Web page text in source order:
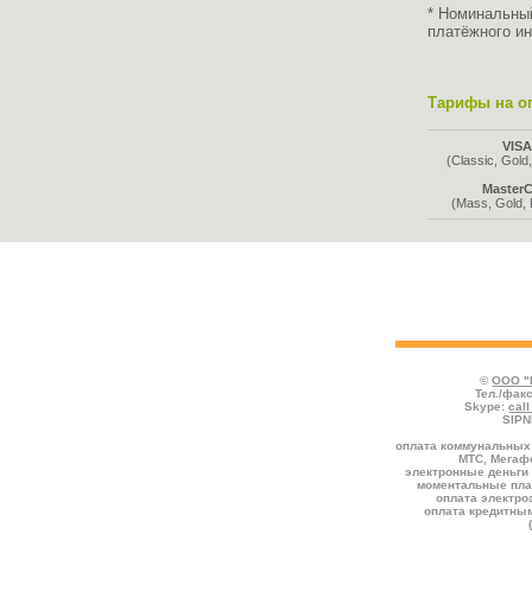
*
платёжного
Тарифы на
VISA
(Classic,
(Mass, Gold,
©ООО
Тел./
Skype:
оплата
МТС,
электронные
моментальные
оплата
оплата